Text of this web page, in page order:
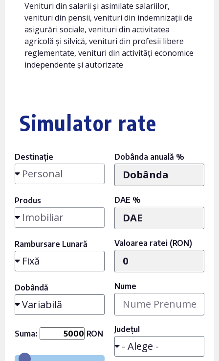
Venituri din salarii și asimilate salariilor,
venituri din pensii, venituri din indemnizații de
asigurări sociale, venituri din activitatea
agricolă și silvică, venituri din profesii libere
reglementate, venituri din activități economice
independente și autorizate
Simulator rate
Destinație
Produs
Rambursare Lunară
Dobândă
Suma: RON
Dobânda anuală %
DAE %
Valoarea ratei (RON)
Nume
Județul